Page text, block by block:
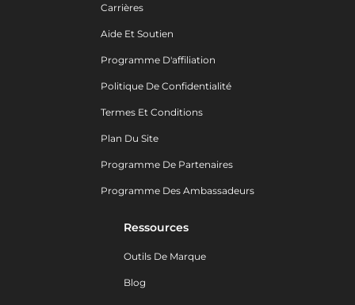
Carrières
Aide Et Soutien
Programme D'affiliation
Politique De Confidentialité
Termes Et Conditions
Plan Du Site
Programme De Partenaires
Programme Des Ambassadeurs
Ressources
Outils De Marque
Blog